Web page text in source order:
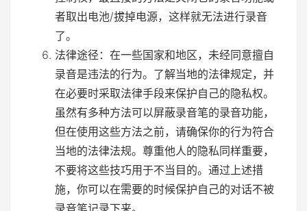
者取出电池/拔掉电源，这样就无法进行录音
了。
法律途径：在一些国家和地区，未经同意擅自
录音是违法的行为。了解当地的法律规定，并
在必要时采取法律手段来保护自己的隐私权。
虽然有多种方法可以屏蔽录音笔的录音功能，
但在使用这些方法之前，请确保你的行为符合
当地的法律法规。尊重他人的隐私同样重要，
不要将这些技巧用于不当目的。通过上述措
施，你可以在需要的时候保护自己的对话不被